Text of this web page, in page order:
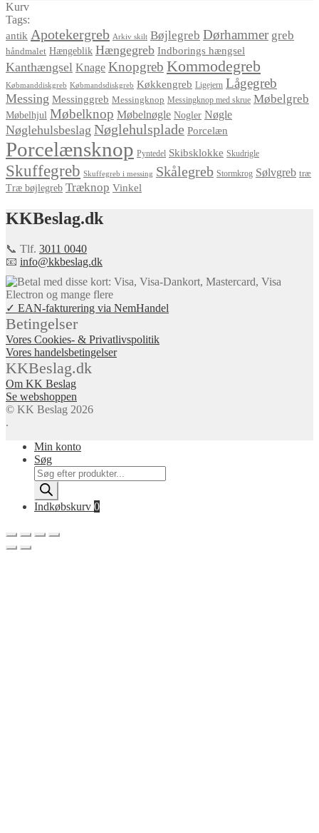
Kurv
Tags:
antik Apotekergreb Arkiv skilt Bøjlegreb Dørhammer greb
håndmalet Hængeblik Hængegreb Indborings hængsel
Kanthængsel Knage Knopgreb Kommodegreb
Købmanddiskgreb Købmandsdiskgreb Køkkengreb Ligejern Lågegreb
Messing Messinggreb Messingknop Messingknop med skrue Møbelgreb
Møbelhjul Møbelknop Møbelnøgle Nogler Nøgle
Nøglehulsbeslag Nøglehulsplade Porcelæn
Porcelænsknop Pyntedel Skibsklokke Skudrigle
Skuffegreb Skuffegreb i messing Skålegreb Stormkrog Sølvgreb træ
Træ bøjlegreb Træknop Vinkel
KKBeslag.dk
📞 Tlf. 3011 0040
📧 info@kkbeslag.dk
✓ EAN-fakturering via NemHandel
Betingelser
Vores Cookies- & Privatlivspolitik
Vores handelsbetingelser
KKBeslag.dk
Om KK Beslag
Se webshoppen
© KK Beslag 2026
.
Min konto
Søg
Products
search
Indkøbskurv 0